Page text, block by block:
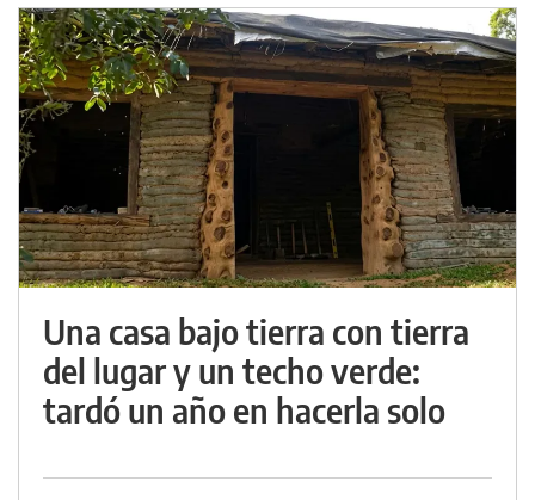
Una casa bajo tierra con tierra
del lugar y un techo verde:
tardó un año en hacerla solo